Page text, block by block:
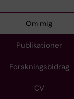
Om mig
Publikationer
Forskningsbidrag
CV